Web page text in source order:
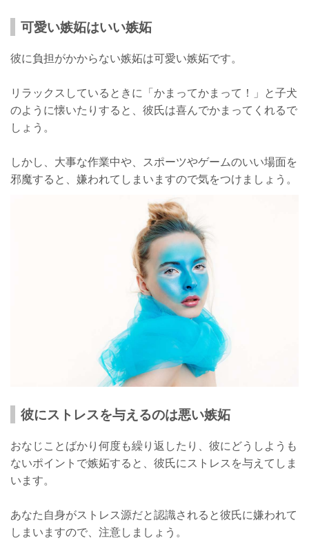
可愛い嫉妬はいい嫉妬
彼に負担がかからない嫉妬は可愛い嫉妬です。
リラックスしているときに「かまってかまって！」と子犬
のように懐いたりすると、彼氏は喜んでかまってくれるで
しょう。
しかし、大事な作業中や、スポーツやゲームのいい場面を
邪魔すると、嫌われてしまいますので気をつけましょう。
彼にストレスを与えるのは悪い嫉妬
おなじことばかり何度も繰り返したり、彼にどうしようも
ないポイントで嫉妬すると、彼氏にストレスを与えてしま
います。
あなた自身がストレス源だと認識されると彼氏に嫌われて
しまいますので、注意しましょう。